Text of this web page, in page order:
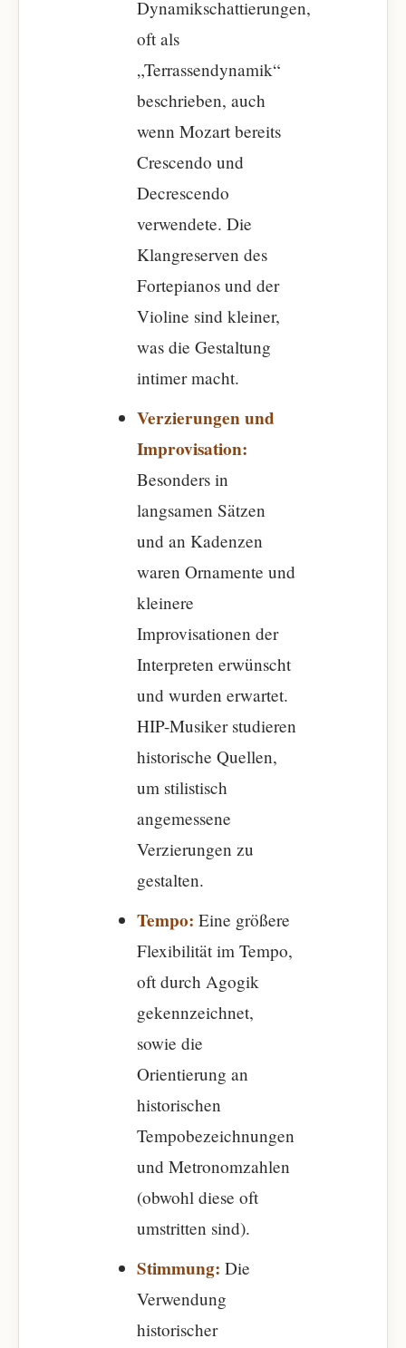
Dynamikschattierungen,
oft als
„Terrassendynamik“
beschrieben, auch
wenn Mozart bereits
Crescendo und
Decrescendo
verwendete. Die
Klangreserven des
Fortepianos und der
Violine sind kleiner,
was die Gestaltung
intimer macht.
Verzierungen und
Improvisation:
Besonders in
langsamen Sätzen
und an Kadenzen
waren Ornamente und
kleinere
Improvisationen der
Interpreten erwünscht
und wurden erwartet.
HIP-Musiker studieren
historische Quellen,
um stilistisch
angemessene
Verzierungen zu
gestalten.
Tempo: Eine größere
Flexibilität im Tempo,
oft durch Agogik
gekennzeichnet,
sowie die
Orientierung an
historischen
Tempobezeichnungen
und Metronomzahlen
(obwohl diese oft
umstritten sind).
Stimmung: Die
Verwendung
historischer